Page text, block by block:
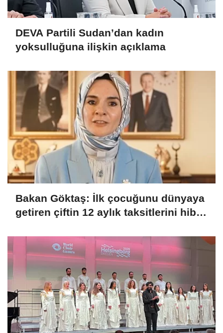
DEVA Partili Sudan’dan kadın
yoksulluğuna ilişkin açıklama
Bakan Göktaş: İlk çocuğunu dünyaya
getiren çiftin 12 aylık taksitlerini hibe